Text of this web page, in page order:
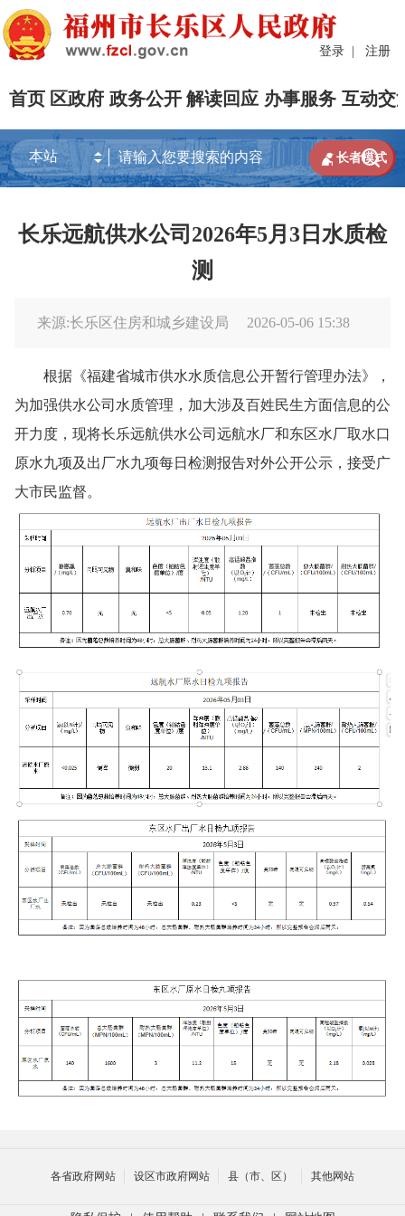
登录 | 注册
首页 区政府 政务公开 解读回应 办事服务 互动交

 长者模式
长乐远航供水公司2026年5月3日水质检
测
来源:长乐区住房和城乡建设局 2026-05-06 15:38
根据《福建省城市供水水质信息公开暂行管理办法》，
为加强供水公司水质管理，加大涉及百姓民生方面信息的公
开力度，现将长乐远航供水公司远航水厂和东区水厂取水口
原水九项及出厂水九项每日检测报告对外公开公示，接受广
大市民监督。
各省政府网站 设区市政府网站 县（市、区） 其他网站